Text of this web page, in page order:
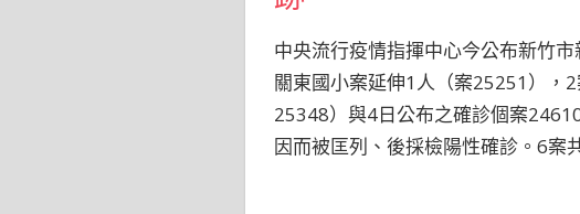
中央流行疫情指揮中心今公布新竹
關東國小案延伸1人（案25251），
25348）與4日公布之確診個案
因而被匡列、後採檢陽性確診。6案